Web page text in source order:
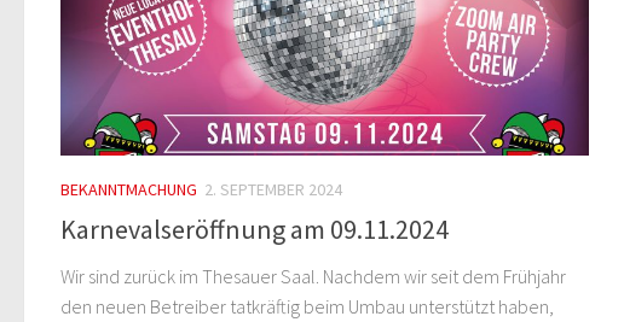
BEKANNTMACHUNG 2. SEPTEMBER 2024
Karnevalseröffnung am 09.11.2024
Wir sind zurück im Thesauer Saal. Nachdem wir seit dem Frühjahr
den neuen Betreiber tatkräftig beim Umbau unterstützt haben,